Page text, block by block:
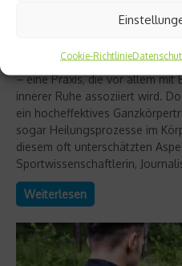
Cookie-Richtlinie
Christine Bielecki über
Yoga gilt für viele als sanfter
– eine Praxis, die vor allem mit
innerer Ruhe assoziiert wird.
ein hocheffektives
sogar Heilungsprozesse im
diesem oft unterschätzten
Sportwissenschaftlerin,
Weiterlesen